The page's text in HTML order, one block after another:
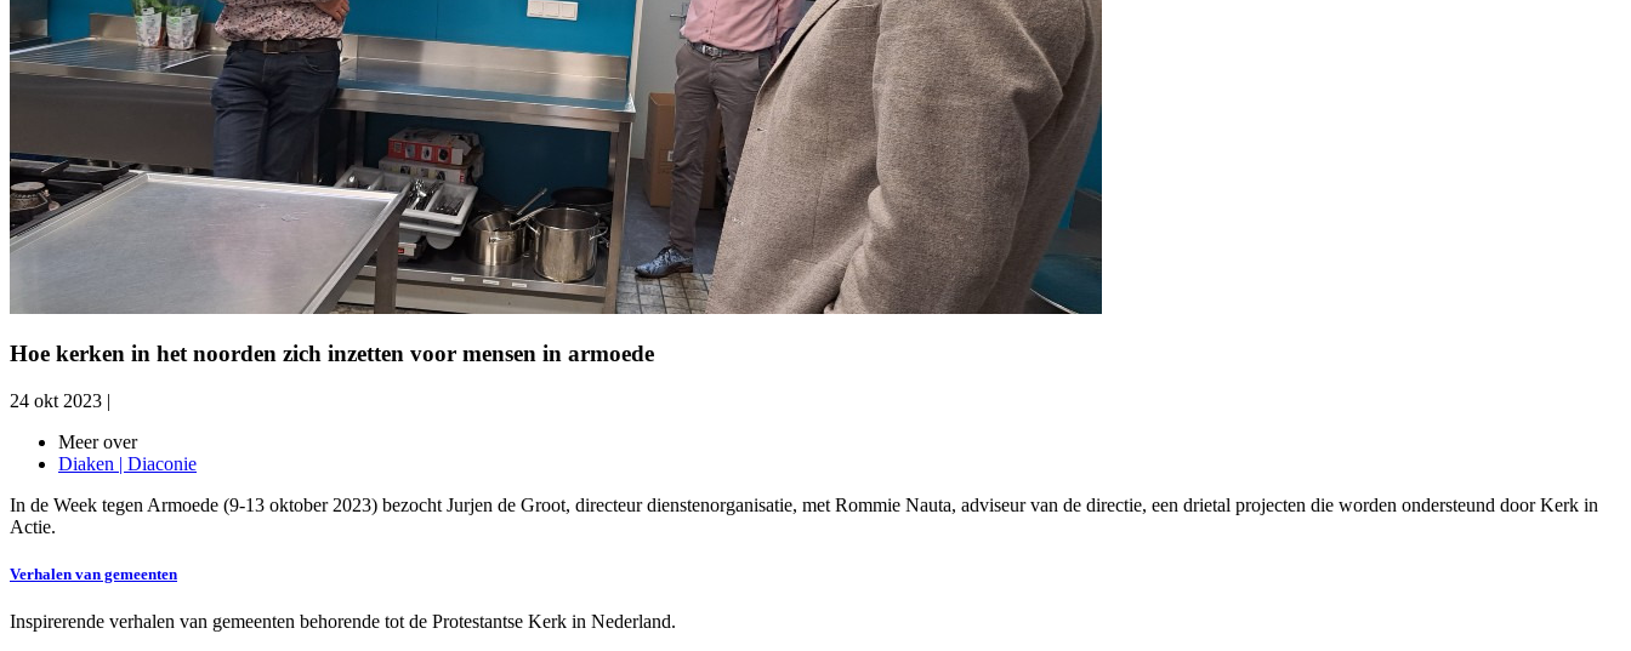
Hoe kerken in het noorden zich inzetten voor mensen in armoede
24 okt 2023 |
Meer over
Diaken | Diaconie
In de Week tegen Armoede (9-13 oktober 2023) bezocht Jurjen de Groot, directeur dienstenorganisatie, met Rommie Nauta, adviseur van de directie, een drietal projecten die worden ondersteund door Kerk in
Actie.
Verhalen van gemeenten
Inspirerende verhalen van gemeenten behorende tot de Protestantse Kerk in Nederland.